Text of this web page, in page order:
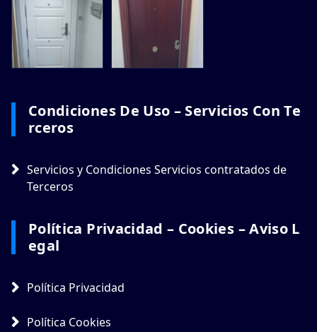
Condiciones De Uso – Servicios Con Te
Rceros
Servicios y Condiciones Servicios contratados de
Terceros
Política Privacidad – Cookies – Aviso L
Egal
Política Privacidad
Política Cookies